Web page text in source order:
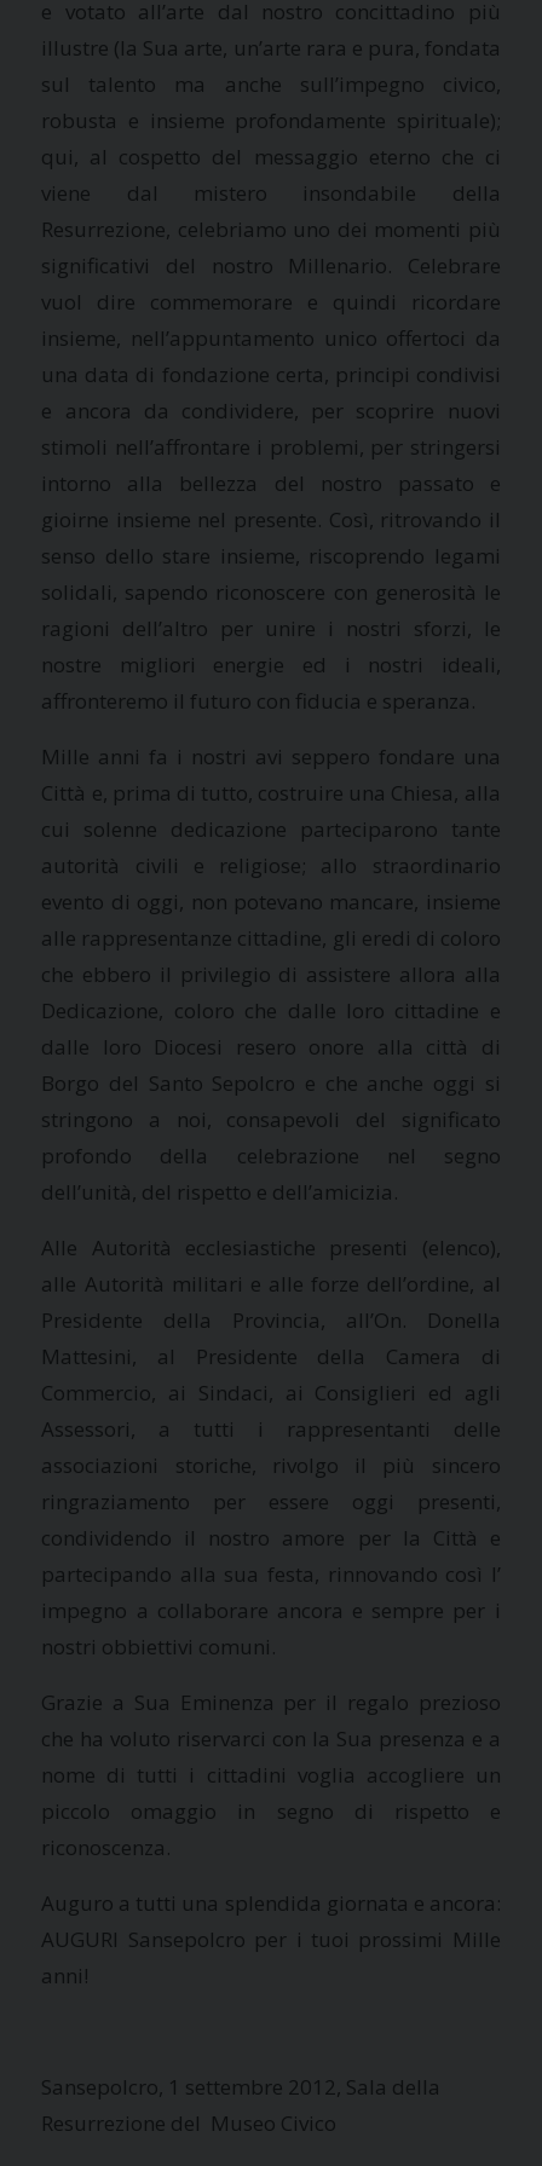
e votato all’arte dal nostro concittadino più
illustre (la Sua arte, un’arte rara e pura, fondata
sul talento ma anche sull’impegno civico,
robusta e insieme profondamente spirituale);
qui, al cospetto del messaggio eterno che ci
viene dal mistero insondabile della
Resurrezione, celebriamo uno dei momenti più
significativi del nostro Millenario. Celebrare
vuol dire commemorare e quindi ricordare
insieme, nell’appuntamento unico offertoci da
una data di fondazione certa, principi condivisi
e ancora da condividere, per scoprire nuovi
stimoli nell’affrontare i problemi, per stringersi
intorno alla bellezza del nostro passato e
gioirne insieme nel presente. Così, ritrovando il
senso dello stare insieme, riscoprendo legami
solidali, sapendo riconoscere con generosità le
ragioni dell’altro per unire i nostri sforzi, le
nostre migliori energie ed i nostri ideali,
affronteremo il futuro con fiducia e speranza.
Mille anni fa i nostri avi seppero fondare una
Città e, prima di tutto, costruire una Chiesa, alla
cui solenne dedicazione parteciparono tante
autorità civili e religiose; allo straordinario
evento di oggi, non potevano mancare, insieme
alle rappresentanze cittadine, gli eredi di coloro
che ebbero il privilegio di assistere allora alla
Dedicazione, coloro che dalle loro cittadine e
dalle loro Diocesi resero onore alla città di
Borgo del Santo Sepolcro e che anche oggi si
stringono a noi, consapevoli del significato
profondo della celebrazione nel segno
dell’unità, del rispetto e dell’amicizia.
Alle Autorità ecclesiastiche presenti (elenco),
alle Autorità militari e alle forze dell’ordine, al
Presidente della Provincia, all’On. Donella
Mattesini, al Presidente della Camera di
Commercio, ai Sindaci, ai Consiglieri ed agli
Assessori, a tutti i rappresentanti delle
associazioni storiche, rivolgo il più sincero
ringraziamento per essere oggi presenti,
condividendo il nostro amore per la Città e
partecipando alla sua festa, rinnovando così l’
impegno a collaborare ancora e sempre per i
nostri obbiettivi comuni.
Grazie a Sua Eminenza per il regalo prezioso
che ha voluto riservarci con la Sua presenza e a
nome di tutti i cittadini voglia accogliere un
piccolo omaggio in segno di rispetto e
riconoscenza.
Auguro a tutti una splendida giornata e ancora:
AUGURI Sansepolcro per i tuoi prossimi Mille
anni!
Sansepolcro, 1 settembre 2012, Sala della
Resurrezione del Museo Civico